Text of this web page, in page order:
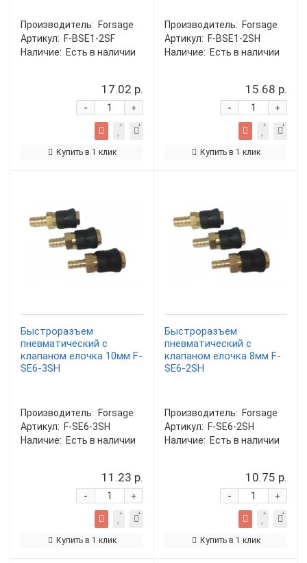
Производитель: Forsage
Артикул: F-BSE1-2SF
Наличие: Есть в наличии
17.02 р.
+
-
Купить в 1 клик
Производитель: Forsage
Артикул: F-BSE1-2SH
Наличие: Есть в наличии
15.68 р.
+
-
Купить в 1 клик
Быстроразъем
пневматический с
клапаном елочка 10мм F-
SE6-3SH
Производитель: Forsage
Артикул: F-SE6-3SH
Наличие: Есть в наличии
11.23 р.
+
-
Купить в 1 клик
Быстроразъем
пневматический с
клапаном елочка 8мм F-
SE6-2SH
Производитель: Forsage
Артикул: F-SE6-2SH
Наличие: Есть в наличии
10.75 р.
+
-
Купить в 1 клик